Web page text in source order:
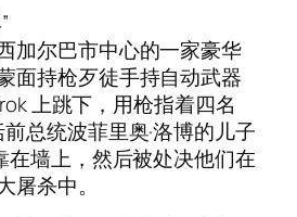
加尔巴市中心的一家豪华
面持枪歹徒手持自动武器
上跳下，用枪指着四名
总统波菲里奥·洛博的儿子
在墙上，然后被处决他们在
屠杀中。